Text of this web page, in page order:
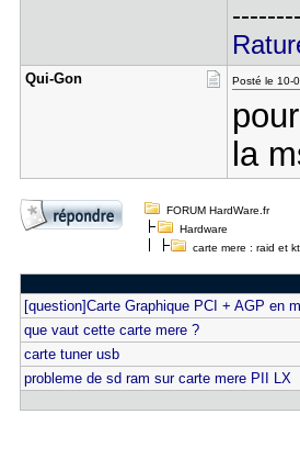
Qui-Gon Posté le 10-
la
FORUM HardWare.fr
Hardware
carte mere : raid et
[question]Carte Graphique PCI + AGP en
que vaut cette carte mere ?
carte tuner usb
probleme de sd ram sur carte mere PII LX